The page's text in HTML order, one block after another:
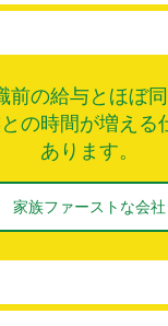
前の給与とほぼ
の時間が増える
あります。
家族ファーストな会社